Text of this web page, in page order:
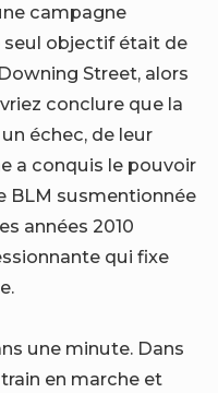
campagne
seul objectif était de
Street, alors
conclure que la
échec, de leur
a conquis le pouvoir
BLM susmentionnée
années 2010
qui fixe
une minute. Dans
en marche et